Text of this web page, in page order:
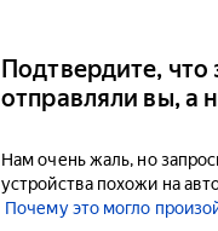
Подтвердите, что
отправляли вы, а
Нам очень жаль, но
устройства похожи на
Почему это могло